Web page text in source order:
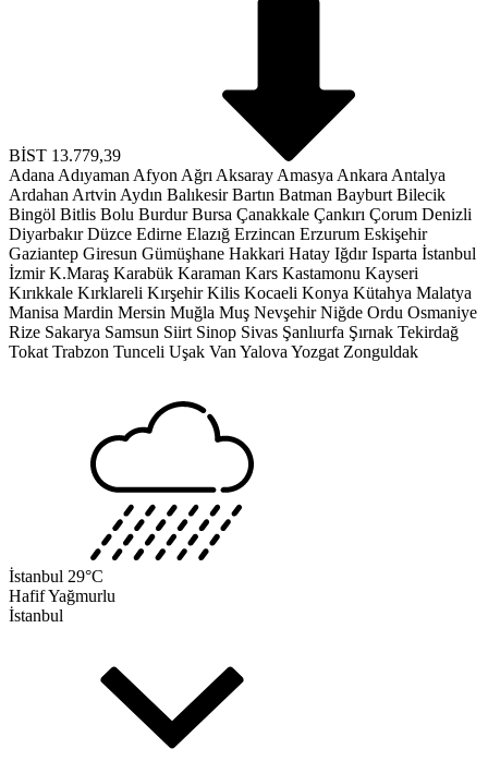
BİST 13.779,39
Adana Adıyaman Afyon Ağrı Aksaray Amasya Ankara Antalya
Ardahan Artvin Aydın Balıkesir Bartın Batman Bayburt Bilecik
Bingöl Bitlis Bolu Burdur Bursa Çanakkale Çankırı Çorum Denizli
Diyarbakır Düzce Edirne Elazığ Erzincan Erzurum Eskişehir
Gaziantep Giresun Gümüşhane Hakkari Hatay Iğdır Isparta İstanbul
İzmir K.Maraş Karabük Karaman Kars Kastamonu Kayseri
Kırıkkale Kırklareli Kırşehir Kilis Kocaeli Konya Kütahya Malatya
Manisa Mardin Mersin Muğla Muş Nevşehir Niğde Ordu Osmaniye
Rize Sakarya Samsun Siirt Sinop Sivas Şanlıurfa Şırnak Tekirdağ
Tokat Trabzon Tunceli Uşak Van Yalova Yozgat Zonguldak
İstanbul 29°C
Hafif Yağmurlu
İstanbul